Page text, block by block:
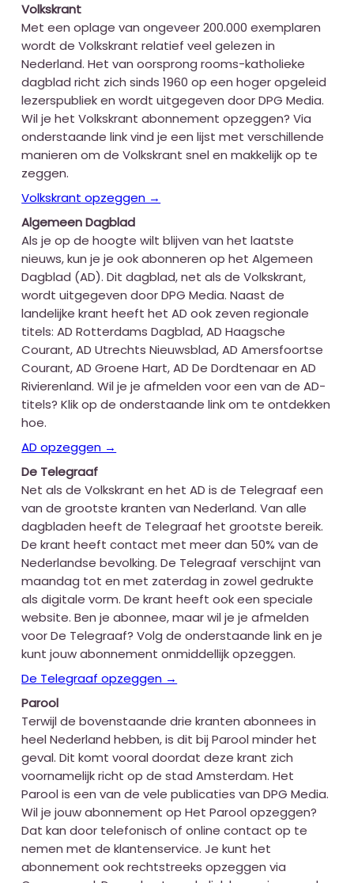
Volkskrant
Met een oplage van ongeveer 200.000 exemplaren
wordt de Volkskrant relatief veel gelezen in
Nederland. Het van oorsprong rooms-katholieke
dagblad richt zich sinds 1960 op een hoger opgeleid
lezerspubliek en wordt uitgegeven door DPG Media.
Wil je het Volkskrant abonnement opzeggen? Via
onderstaande link vind je een lijst met verschillende
manieren om de Volkskrant snel en makkelijk op te
zeggen.
Volkskrant opzeggen →
Algemeen Dagblad
Als je op de hoogte wilt blijven van het laatste
nieuws, kun je je ook abonneren op het Algemeen
Dagblad (AD). Dit dagblad, net als de Volkskrant,
wordt uitgegeven door DPG Media. Naast de
landelijke krant heeft het AD ook zeven regionale
titels: AD Rotterdams Dagblad, AD Haagsche
Courant, AD Utrechts Nieuwsblad, AD Amersfoortse
Courant, AD Groene Hart, AD De Dordtenaar en AD
Rivierenland. Wil je je afmelden voor een van de AD-
titels? Klik op de onderstaande link om te ontdekken
hoe.
AD opzeggen →
De Telegraaf
Net als de Volkskrant en het AD is de Telegraaf een
van de grootste kranten van Nederland. Van alle
dagbladen heeft de Telegraaf het grootste bereik.
De krant heeft contact met meer dan 50% van de
Nederlandse bevolking. De Telegraaf verschijnt van
maandag tot en met zaterdag in zowel gedrukte
als digitale vorm. De krant heeft ook een speciale
website. Ben je abonnee, maar wil je je afmelden
voor De Telegraaf? Volg de onderstaande link en je
kunt jouw abonnement onmiddellijk opzeggen.
De Telegraaf opzeggen →
Parool
Terwijl de bovenstaande drie kranten abonnees in
heel Nederland hebben, is dit bij Parool minder het
geval. Dit komt vooral doordat deze krant zich
voornamelijk richt op de stad Amsterdam. Het
Parool is een van de vele publicaties van DPG Media.
Wil je jouw abonnement op Het Parool opzeggen?
Dat kan door telefonisch of online contact op te
nemen met de klantenservice. Je kunt het
abonnement ook rechtstreeks opzeggen via